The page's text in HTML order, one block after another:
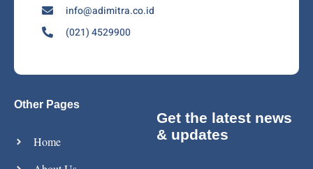
info@adimitra.co.id
(021) 4529900
Other Pages
Home
Get the latest news
& updates